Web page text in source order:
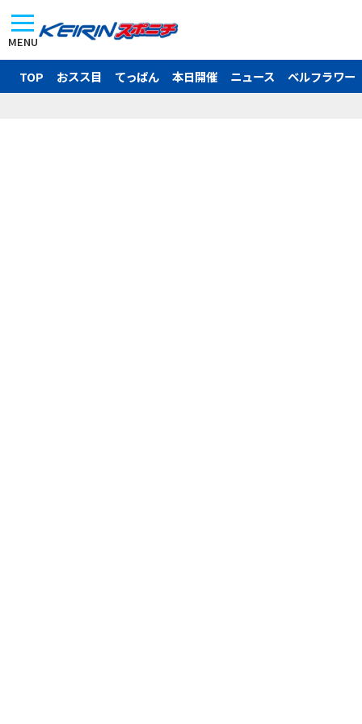
MENU
TOP おスス目 てっぱん 本日開催 ニュース ベルフラワー